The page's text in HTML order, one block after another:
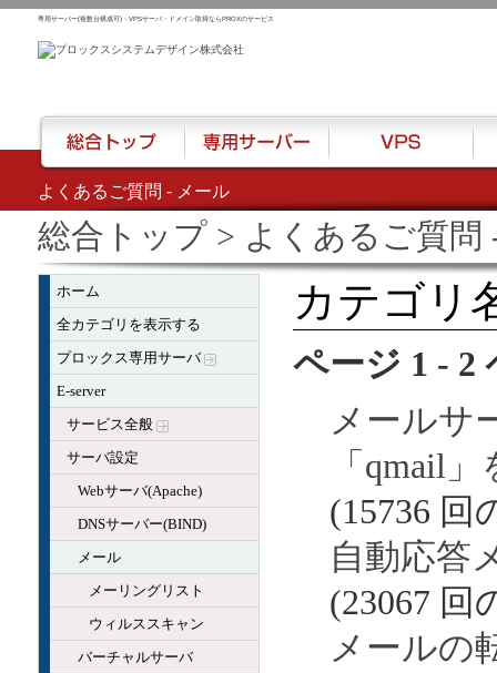
よくあるご質問 - メール
専用サーバー(複数台構成可)・VPSサーバ・ドメイン取得ならPROXのサービス
総合トップ> よくあるご質問
ホーム
全カテゴリを表示する
プロックス専用サーバ
E-server
サービス全般
サーバ設定
Webサーバ(Apache)
DNSサーバー(BIND)
メール
メーリングリスト
ウィルススキャン
バーチャルサーバ
カテゴリ
ページ 1 - 2
メールサ
「qmail
(15736 回
自動応答
(23067 回
メールの
総合トップ 専用サーバー VPS ハ